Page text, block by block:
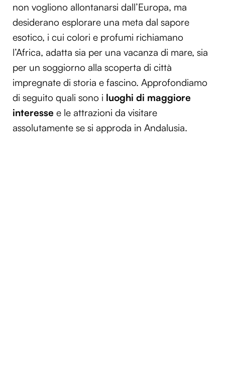
non vogliono allontanarsi dall’Europa, ma
desiderano esplorare una meta dal sapore
esotico, i cui colori e profumi richiamano
l’Africa, adatta sia per una vacanza di mare, sia
per un soggiorno alla scoperta di città
impregnate di storia e fascino. Approfondiamo
di seguito quali sono i luoghi di maggiore
interesse e le attrazioni da visitare
assolutamente se si approda in Andalusia.